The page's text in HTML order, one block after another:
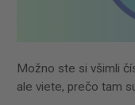
Možno ste si všimli
ale viete, prečo tam